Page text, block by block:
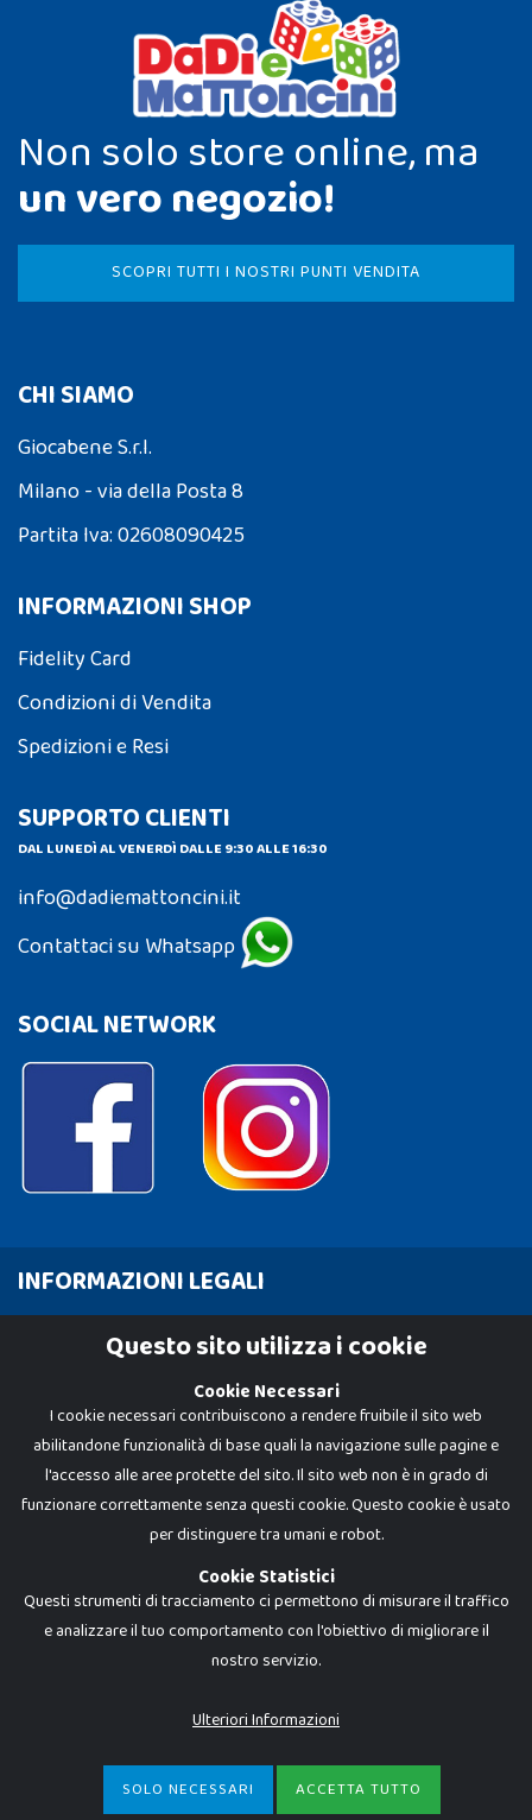
€13,93-ACQUISTA
Non solo store online, ma
un vero negozio!
SCOPRI TUTTI I NOSTRI PUNTI VENDITA
CHI SIAMO
Giocabene S.r.l.
Milano - via della Posta 8
Partita Iva: 02608090425
INFORMAZIONI SHOP
Fidelity Card
Condizioni di Vendita
Spedizioni e Resi
SUPPORTO CLIENTI
DAL LUNEDÌ AL VENERDÌ DALLE 9:30 ALLE 16:30
info@dadiemattoncini.it
Contattaci su Whatsapp
SOCIAL NETWORK
INFORMAZIONI LEGALI
Cookie Policy
Dadi e Mattoncini è un brand di Giocabene Srl. Ogni riproduzione o utilizzo non
I prezzi e le promozioni pubblicate potrebbero differire da quanto esposto in
P.IVA 02608090425 - REA AN201199 - C.S. 10.000 i.v.
Questo sito utilizza i cookie
Cookie Necessari
I cookie necessari contribuiscono a rendere fruibile il sito web
abilitandone funzionalità di base quali la navigazione sulle pagine e
l'accesso alle aree protette del sito. Il sito web non è in grado di
funzionare correttamente senza questi cookie. Questo cookie è usato
per distinguere tra umani e robot.
Cookie Statistici
Questi strumenti di tracciamento ci permettono di misurare il traffico
e analizzare il tuo comportamento con l'obiettivo di migliorare il
nostro servizio.
Ulteriori Informazioni
SOLO NECESSARI ACCETTA TUTTO